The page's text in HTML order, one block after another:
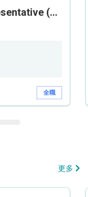
Customer Service Representative (Airport)
全職
更多